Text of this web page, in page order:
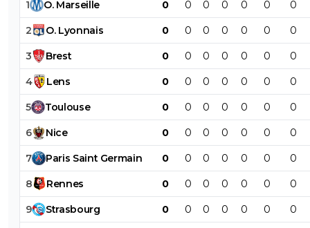
1 O. Marseille 0 0 0 0 0 0 0
2 O. Lyonnais 0 0 0 0 0 0 0
3 Brest 0 0 0 0 0 0 0
4 Lens 0 0 0 0 0 0 0
5 Toulouse 0 0 0 0 0 0 0
6 Nice 0 0 0 0 0 0 0
7 Paris Saint Germain 0 0 0 0 0 0 0
8 Rennes 0 0 0 0 0 0 0
9 Strasbourg 0 0 0 0 0 0 0